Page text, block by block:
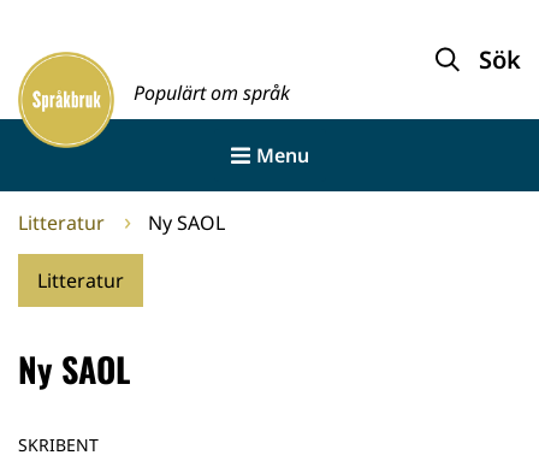
innehållet
Framsida
Populärt om språk
Sök
Menu
Litteratur Ny SAOL
Litteratur
Ny SAOL
SKRIBENT